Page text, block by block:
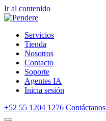
Ir al contenido
Servicios
Tienda
Nosotros
Contacto
Soporte
Agentes IA
Inicia sesión
+52 55 1204 1276 Contáctanos